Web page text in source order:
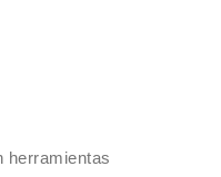
herramientas